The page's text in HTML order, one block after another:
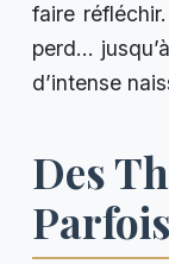
faire
perd…
d’intense
Des